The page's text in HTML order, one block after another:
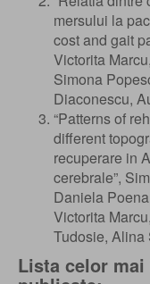
mersului la
cost and gait
Victorita
Simona
Diaconescu,
“Patterns of
different
recuperare in
cerebrale”,
Daniela
Victorita
Tudosie, Alina
Lista celor